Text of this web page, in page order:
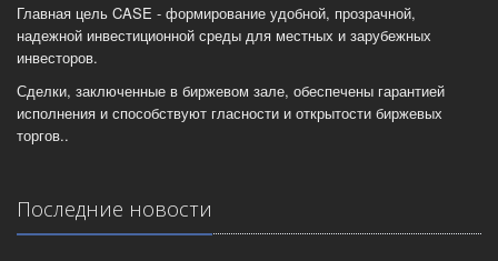
Главная цель CASE - формирование удобной, прозрачной,
надежной инвестиционной среды для местных и зарубежных
инвесторов.
Сделки, заключенные в биржевом зале, обеспечены гарантией
исполнения и способствуют гласности и открытости биржевых
торгов..
Последние новости